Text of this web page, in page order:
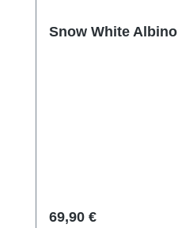
Snow White Albino
Regulärer Preis:
69,90 €